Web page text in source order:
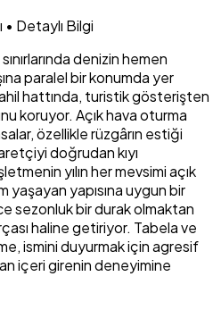
Detaylı Bilgi
denizin hemen
paralel bir konumda yer
hattında, turistik gösterişten
koruyor. Açık hava oturma
özellikle rüzgârın estiği
doğrudan kıyı
yılın her mevsimi açık
yaşayan yapısına uygun bir
sezonluk bir durak olmaktan
haline getiriyor. Tabela ve
ismini duyurmak için agresif
içeri girenin deneyimine